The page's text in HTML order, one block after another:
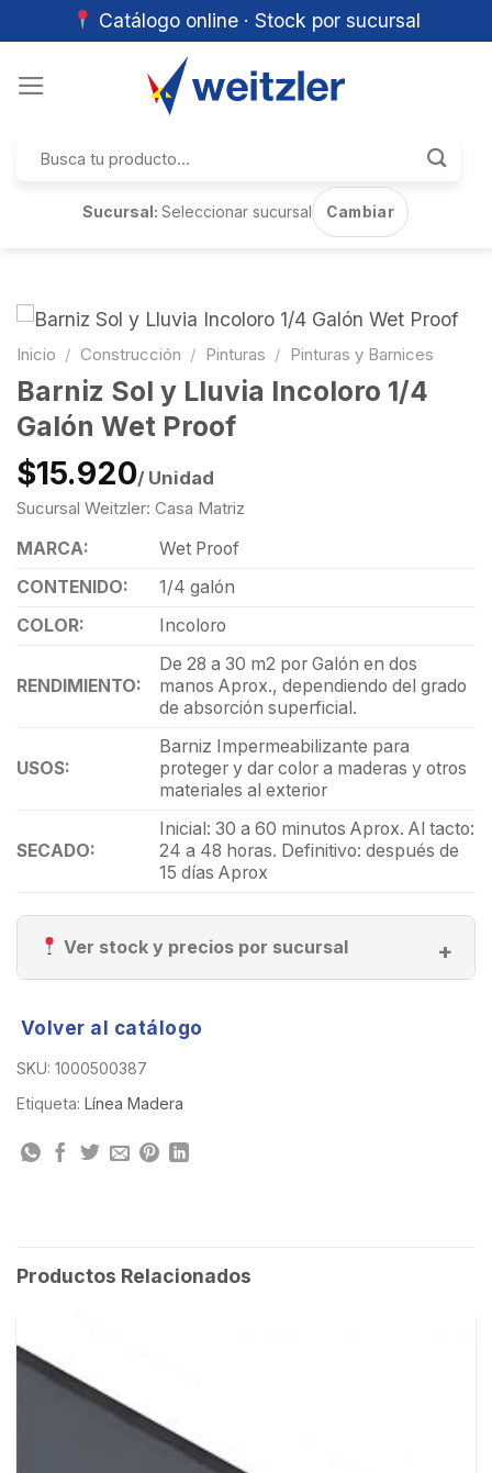
Catálogo online · Stock por sucursal
por:
Sucursal:Seleccionar sucursal Cambiar
Inicio / Construcción / Pinturas / Pinturas y Barnices
Barniz Sol y Lluvia Incoloro 1/4
Galón Wet Proof
$15.920/ Unidad
Sucursal Weitzler: Casa Matriz
MARCA:
Wet Proof
CONTENIDO:
1/4 galón
COLOR:
Incoloro
RENDIMIENTO:
De 28 a 30 m2 por Galón en dos
manos Aprox., dependiendo del grado
de absorción superficial.
USOS:
Barniz Impermeabilizante para
proteger y dar color a maderas y otros
materiales al exterior
SECADO:
Inicial: 30 a 60 minutos Aprox. Al tacto:
24 a 48 horas. Definitivo: después de
15 días Aprox
Ver stock y precios por sucursal
Volver al catálogo
SKU: 1000500387
Etiqueta: Línea Madera
Productos Relacionados